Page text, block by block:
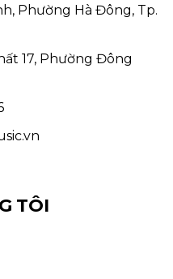
Phường Hà Đông, Tp.
17, Phường Đông
TÔI